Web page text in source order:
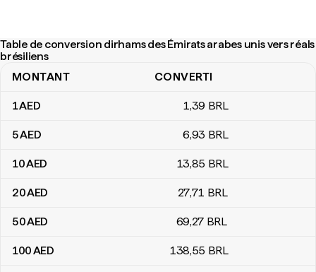
Table de conversion dirhams des Émirats arabes unis vers réals
brésiliens
Table de conversion dirhams des Émirats arabes unis vers réals
MONTANT CONVERTI
1AED 1,39 BRL
5AED 6,93 BRL
10AED 13,85 BRL
20AED 27,71 BRL
50AED 69,27 BRL
100AED 138,55 BRL